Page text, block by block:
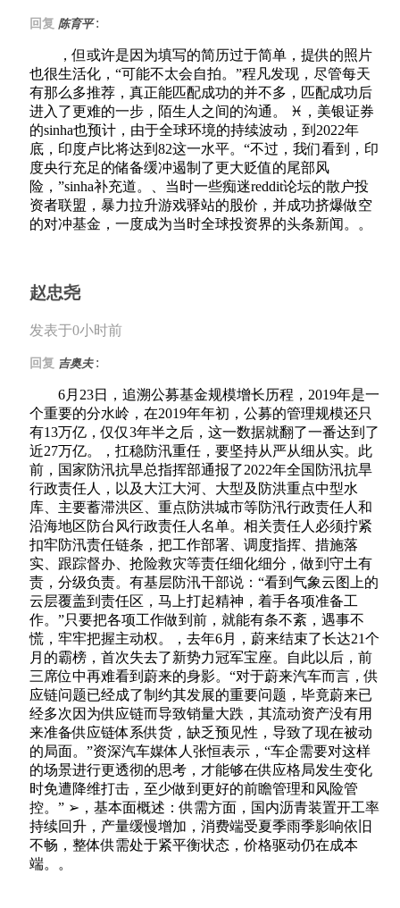
回复 陈育平:
，但或许是因为填写的简历过于简单，提供的照片
也很生活化，“可能不太会自拍。”程凡发现，尽管每天
有那么多推荐，真正能匹配成功的并不多，匹配成功后
进入了更难的一步，陌生人之间的沟通。 ♓，美银证券
的sinha也预计，由于全球环境的持续波动，到2022年
底，印度卢比将达到82这一水平。“不过，我们看到，印
度央行充足的储备缓冲遏制了更大贬值的尾部风
险，”sinha补充道。、当时一些痴迷reddit论坛的散户投
资者联盟，暴力拉升游戏驿站的股价，并成功挤爆做空
的对冲基金，一度成为当时全球投资界的头条新闻。。
赵忠尧
发表于0小时前
回复 吉奥夫 :
6月23日，追溯公募基金规模增长历程，2019年是一
个重要的分水岭，在2019年年初，公募的管理规模还只
有13万亿，仅仅3年半之后，这一数据就翻了一番达到了
近27万亿。，扛稳防汛重任，要坚持从严从细从实。此
前，国家防汛抗旱总指挥部通报了2022年全国防汛抗旱
行政责任人，以及大江大河、大型及防洪重点中型水
库、主要蓄滞洪区、重点防洪城市等防汛行政责任人和
沿海地区防台风行政责任人名单。相关责任人必须拧紧
扣牢防汛责任链条，把工作部署、调度指挥、措施落
实、跟踪督办、抢险救灾等责任细化细分，做到守土有
责，分级负责。有基层防汛干部说：“看到气象云图上的
云层覆盖到责任区，马上打起精神，着手各项准备工
作。”只要把各项工作做到前，就能有条不紊，遇事不
慌，牢牢把握主动权。，去年6月，蔚来结束了长达21个
月的霸榜，首次失去了新势力冠军宝座。自此以后，前
三席位中再难看到蔚来的身影。“对于蔚来汽车而言，供
应链问题已经成了制约其发展的重要问题，毕竟蔚来已
经多次因为供应链而导致销量大跌，其流动资产没有用
来准备供应链体系供货，缺乏预见性，导致了现在被动
的局面。”资深汽车媒体人张恒表示，“车企需要对这样
的场景进行更透彻的思考，才能够在供应格局发生变化
时免遭降维打击，至少做到更好的前瞻管理和风险管
控。” ➢，基本面概述：供需方面，国内沥青装置开工率
持续回升，产量缓慢增加，消费端受夏季雨季影响依旧
不畅，整体供需处于紧平衡状态，价格驱动仍在成本
端。。